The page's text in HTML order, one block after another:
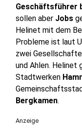
Geschäftsführer
sollen aber Jobs
Helinet mit dem
Probleme ist laut
zwei
und Ahlen. Helinet
Stadtwerken
Bergkamen.
Anzeige